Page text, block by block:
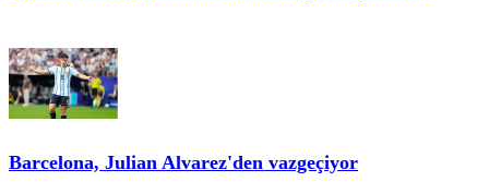
Barcelona, Julian Alvarez'den vazgeçiyor